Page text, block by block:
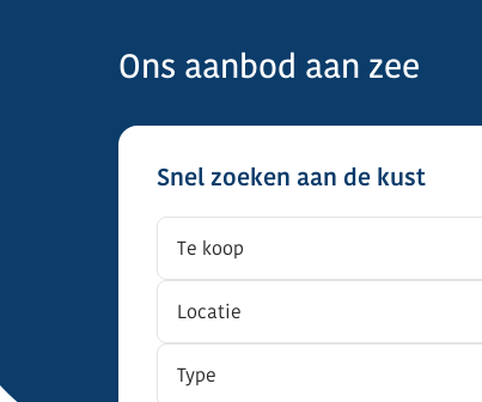
Ons aanbod aan zee
Snel zoeken aan de kust